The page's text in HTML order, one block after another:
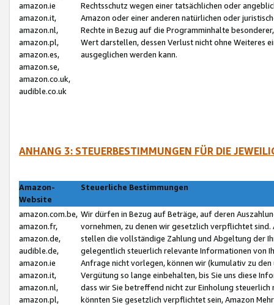
amazon.ie
amazon.it,
amazon.nl,
amazon.pl,
amazon.es,
amazon.se,
amazon.co.uk,
audible.co.uk
Rechtsschutz wegen einer tatsächlichen oder
Amazon oder einer anderen natürlichen oder
Rechte in Bezug auf die Programminhalte
Wert darstellen, dessen Verlust nicht ohne Weiteres
ausgeglichen werden kann.
ANHANG 3: STEUERBESTIMMUNGEN FÜR DIE
Amazon-
Website
Steuerliche Bestimmungen
amazon.com.be,
amazon.fr,
amazon.de,
audible.de,
amazon.ie
amazon.it,
amazon.nl,
amazon.pl,
Wir dürfen in Bezug auf Beträge, auf deren
vornehmen, zu denen wir gesetzlich verpflichtet
stellen die vollständige Zahlung und Abgeltung der
gelegentlich steuerlich relevante Informationen von
Anfrage nicht vorlegen, können wir (kumulativ zu
Vergütung so lange einbehalten, bis Sie uns diese
dass wir Sie betreffend nicht zur Einholung
könnten Sie gesetzlich verpflichtet sein, Amazon